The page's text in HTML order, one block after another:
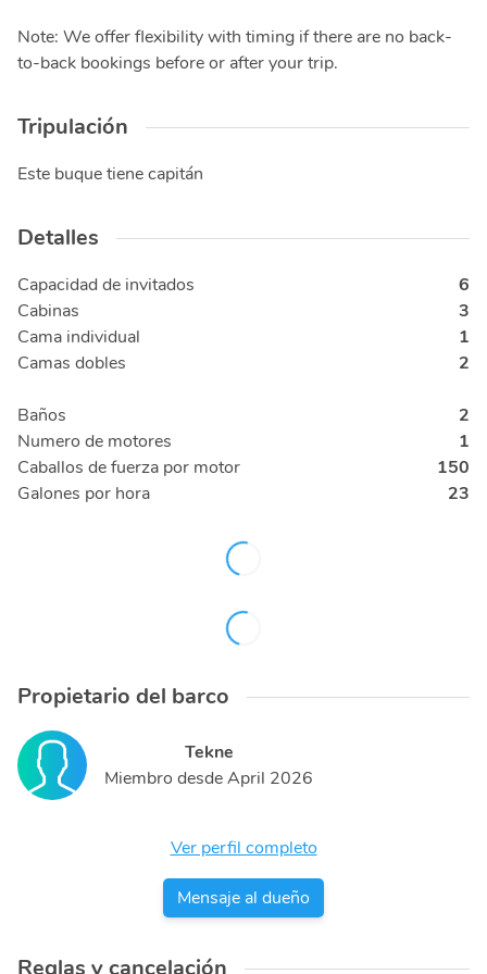
Note: We offer flexibility with timing if there are no back-
to-back bookings before or after your trip.
Tripulación
Este buque tiene capitán
Detalles
Capacidad de invitados
6
Cabinas
3
Cama individual
1
Camas dobles
2
Baños
2
Numero de motores
1
Caballos de fuerza por motor
150
Galones por hora
23
Propietario del barco
Tekne
Miembro desdeApril 2026
Ver perfil completo
Mensaje al dueño
Reglas y cancelación